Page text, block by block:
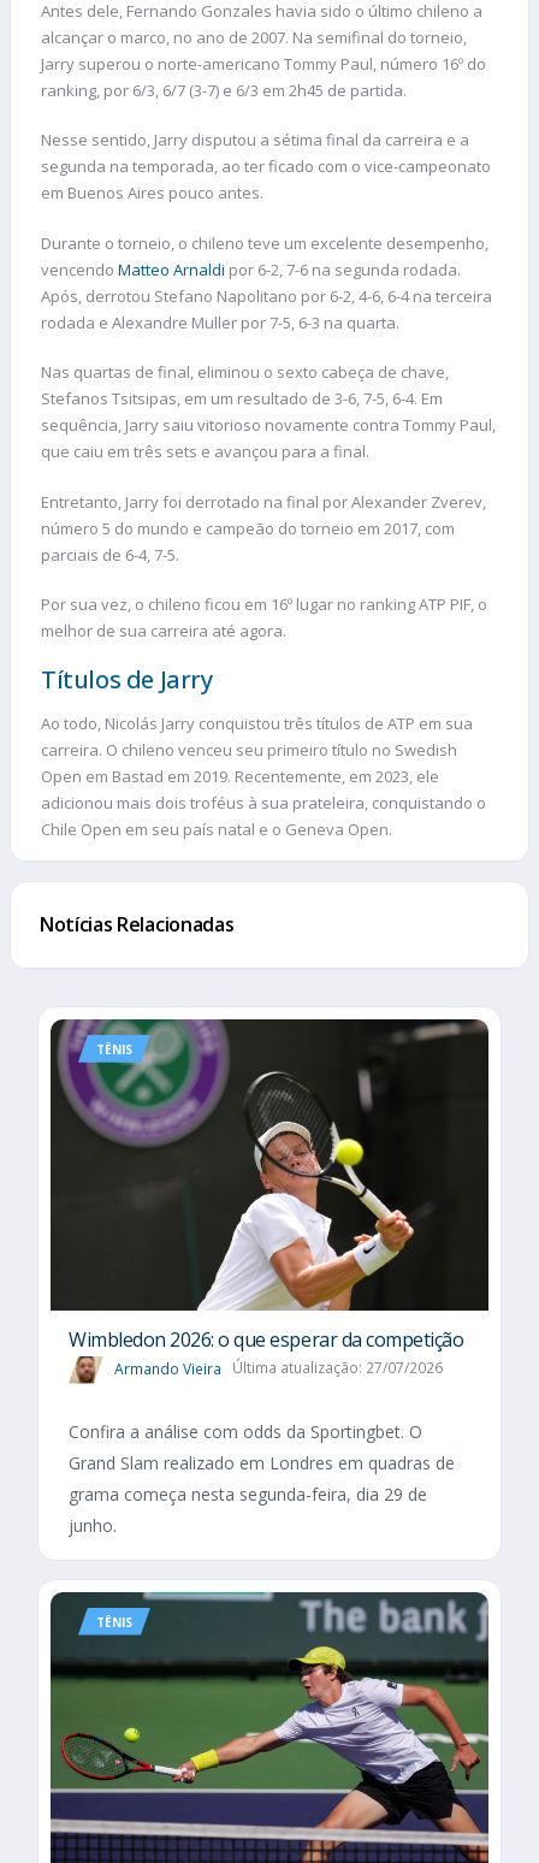
Antes dele, Fernando Gonzales havia sido o último chileno a
alcançar o marco, no ano de 2007. Na semifinal do torneio,
Jarry superou o norte-americano Tommy Paul, número 16º do
ranking, por 6/3, 6/7 (3-7) e 6/3 em 2h45 de partida.
Nesse sentido, Jarry disputou a sétima final da carreira e a
segunda na temporada, ao ter ficado com o vice-campeonato
em Buenos Aires pouco antes.
Durante o torneio, o chileno teve um excelente desempenho,
vencendo Matteo Arnaldi por 6-2, 7-6 na segunda rodada.
Após, derrotou Stefano Napolitano por 6-2, 4-6, 6-4 na terceira
rodada e Alexandre Muller por 7-5, 6-3 na quarta.
Nas quartas de final, eliminou o sexto cabeça de chave,
Stefanos Tsitsipas, em um resultado de 3-6, 7-5, 6-4. Em
sequência, Jarry saiu vitorioso novamente contra Tommy Paul,
que caiu em três sets e avançou para a final.
Entretanto, Jarry foi derrotado na final por Alexander Zverev,
número 5 do mundo e campeão do torneio em 2017, com
parciais de 6-4, 7-5.
Por sua vez, o chileno ficou em 16º lugar no ranking ATP PIF, o
melhor de sua carreira até agora.
Títulos de Jarry
Ao todo, Nicolás Jarry conquistou três títulos de ATP em sua
carreira. O chileno venceu seu primeiro título no Swedish
Open em Bastad em 2019. Recentemente, em 2023, ele
adicionou mais dois troféus à sua prateleira, conquistando o
Chile Open em seu país natal e o Geneva Open.
Notícias Relacionadas
TÊNIS
Wimbledon 2026: o que esperar da competição
Armando Vieira Última atualização: 27/07/2026
Confira a análise com odds da Sportingbet. O
Grand Slam realizado em Londres em quadras de
grama começa nesta segunda-feira, dia 29 de
junho.
TÊNIS